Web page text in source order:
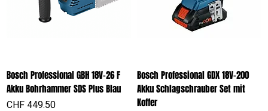
Bosch Professional GBH 18V-26 F
Akku Bohrhammer SDS Plus Blau
Preis
CHF 449.50
Bosch Professional GDX 18V-200
Akku Schlagschrauber Set mit
Koffer